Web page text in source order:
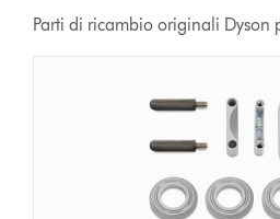
Parti di ricambio originali Dyson